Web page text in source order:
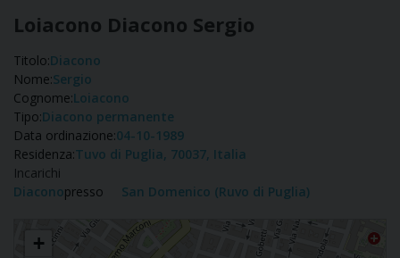
Loiacono Diacono Sergio
Titolo:Diacono
Nome:Sergio
Cognome:Loiacono
Tipo:Diacono permanente
Data ordinazione:04-10-1989
Residenza:Tuvo di Puglia, 70037, Italia
Incarichi
Diaconopresso San Domenico (Ruvo di Puglia)
Sergio Loiacono
+